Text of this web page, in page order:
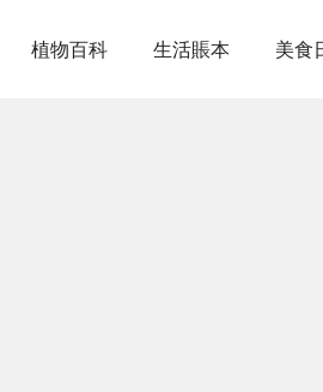
植物百科 生活賬本 美食